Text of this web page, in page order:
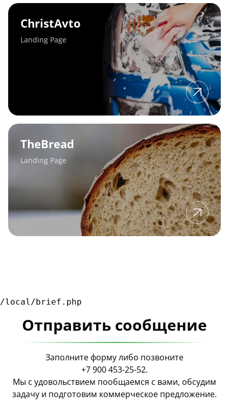
ChristAvto
ChristAvto
Landing Page
TheBread
TheBread
Landing Page
/local/brief.php
Отправить сообщение
Заполните форму либо позвоните
+7 900 453-25-52.
Мы с удовольствием пообщаемся с вами, обсудим
задачу и подготовим коммерческое предложение.